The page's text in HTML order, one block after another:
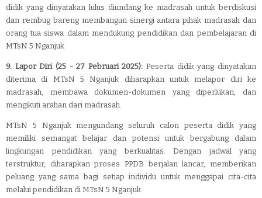
didik yang dinyatakan lulus diundang ke madrasah untuk berdiskusi
dan rembug bareng membangun sinergi antara pihak madrasah dan
orang tua siswa dalam mendukung pendidikan dan pembelajaran di
MTsN 5 Nganjuk
9. Lapor Diri (25 - 27 Pebruari 2025): Peserta didik yang dinyatakan
diterima di MTsN 5 Nganjuk diharapkan untuk melapor diri ke
madrasah, membawa dokumen-dokumen yang diperlukan, dan
mengikuti arahan dari madrasah.
MTsN 5 Nganjuk mengundang seluruh calon peserta didik yang
memiliki semangat belajar dan potensi untuk bergabung dalam
lingkungan pendidikan yang berkualitas. Dengan jadwal yang
terstruktur, diharapkan proses PPDB berjalan lancar, memberikan
peluang yang sama bagi setiap individu untuk menggapai cita-cita
melalui pendidikan di MTsN 5 Nganjuk.